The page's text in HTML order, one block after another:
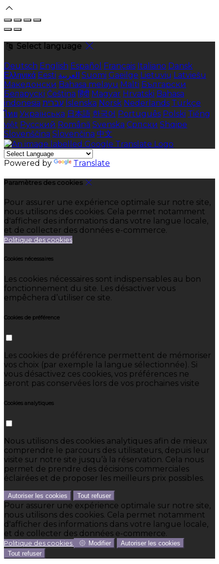
Select language
Deutsch English Español Français Italiano Dansk
Ελληνικά Eesti العربية Suomi Gaeilge Lietuvių Latviešu
Македонски Bahasa melayu Malti Български
Беларускі Čeština हिंदी Magyar Hrvatski Bahasa
indonesia עברית Íslenska Norsk Nederlands Türkçe
ไทย Українська 日本語 한국어 Português Polski Tiếng
việt Русский Română Svenska Српски Shqipe
Slovenščina Slovenčina 中文
Powered by Translate
Paramètres des cookies
Pour assurer une expérience optimale sur notre site,
nous utilisons des cookies. Cela permet notamment
d'afficher des informations dans votre langue locale,
et de collecter des données e-commerce.
Politique des cookies
Cookies nécessaires
Les cookies nécessaires sont indispensables au bon
fonctionnement du site. Les désactiver vous
empêchera d’utiliser ce site.
Cookies de préférence
Les cookies de préférence permettent de mémoriser
vos choix (par exemple la langue sélectionnée). Si
vous désactivez ces cookies, vos préférences ne
seront pas conservées lors de vos prochaines visite
Cookies analytiques
Nous utilisons des cookies analytiques afin de mieux
comprendre le parcours des utilisateurs, depuis leur
visite sur notre site jusqu’à la réservation. Cela nous
permet de prendre des décisions commerciales
éclairées et de proposer les meilleurs prix possibles.
Autoriser les cookies Tout refuser
Pour assurer une expérience optimale sur notre site,
nous utilisons des cookies. Cela permet notamment
d'afficher des informations dans votre langue locale,
et de collecter des données e-commerce.
Politique des cookies Modifier
Autoriser les cookies
Tout refuser